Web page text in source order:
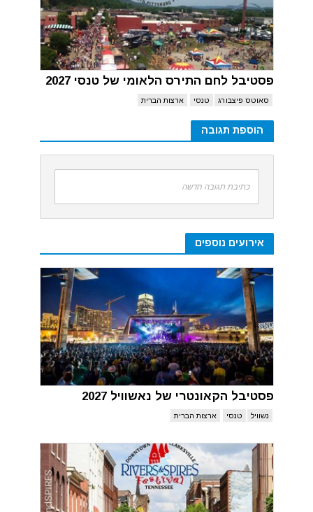
פסטיבל לחם התירס הלאומי של טנסי 2027
סאוטס פיצבורג טנסי ארצות הברית
הוספת תגובה
כתיבת תגובה חדשה
אירועים נוספים
פסטיבל הקאונטרי של נאשוויל 2027
נשוויל טנסי ארצות הברית